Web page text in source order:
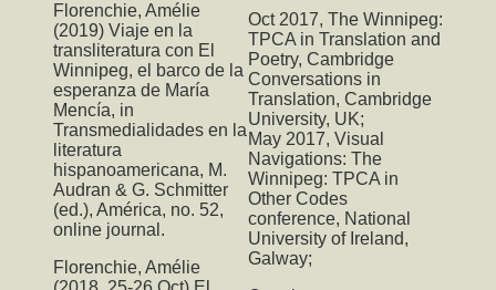
Florenchie, Amélie
(2019) Viaje en la
transliteratura con El
Winnipeg, el barco de la
esperanza de María
Mencía, in
Transmedialidades en la
literatura
hispanoamericana, M.
Audran & G. Schmitter
(ed.), América, no. 52,
online journal.
Florenchie, Amélie
Oct 2017, The Winnipeg:
TPCA in Translation and
Poetry, Cambridge
Conversations in
Translation, Cambridge
University, UK;
May 2017, Visual
Navigations: The
Winnipeg: TPCA in
Other Codes
conference, National
University of Ireland,
Galway;